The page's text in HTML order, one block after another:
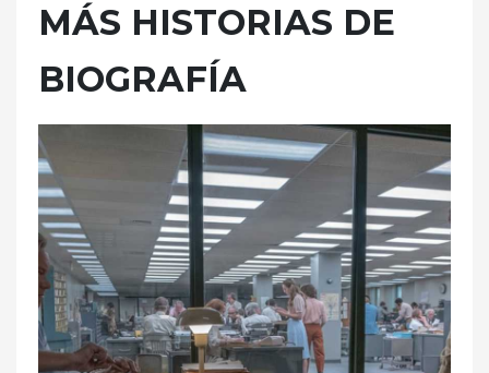
MÁS HISTORIAS DE
BIOGRAFÍA